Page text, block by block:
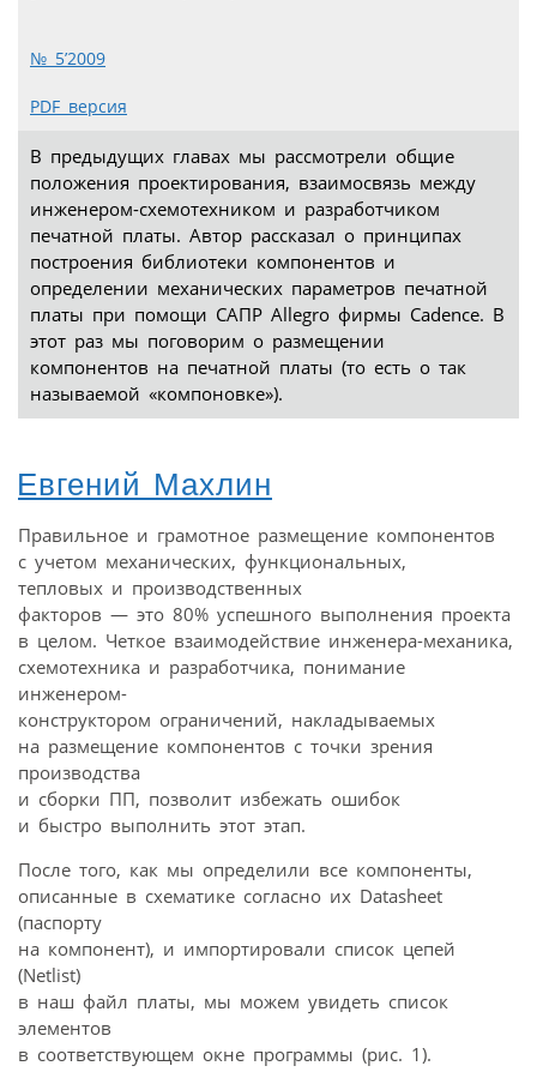
№ 5’2009
PDF версия
В предыдущих главах мы рассмотрели общие
положения проектирования, взаимосвязь между
инженером-схемотехником и разработчиком
печатной платы. Автор рассказал о принципах
построения библиотеки компонентов и
определении механических параметров печатной
платы при помощи САПР Allegro фирмы Cadence. В
этот раз мы поговорим о размещении
компонентов на печатной платы (то есть о так
называемой «компоновке»).
Евгений Махлин
Правильное и грамотное размещение компонентов
с учетом механических, функциональных,
тепловых и производственных
факторов — это 80% успешного выполнения проекта
в целом. Четкое взаимодействие инженера-механика,
схемотехника и разработчика, понимание
инженером-
конструктором ограничений, накладываемых
на размещение компонентов с точки зрения
производства
и сборки ПП, позволит избежать ошибок
и быстро выполнить этот этап.
После того, как мы определили все компоненты,
описанные в схематике согласно их Datasheet
(паспорту
на компонент), и импортировали список цепей
(Netlist)
в наш файл платы, мы можем увидеть список
элементов
в соответствующем окне программы (рис. 1).